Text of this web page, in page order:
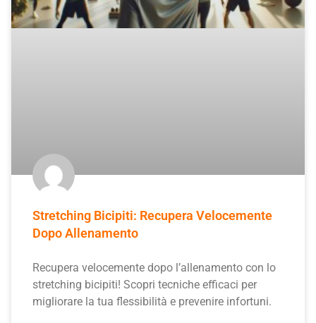
Stretching Bicipiti: Recupera Velocemente
Dopo Allenamento
Recupera velocemente dopo l’allenamento con lo
stretching bicipiti! Scopri tecniche efficaci per
migliorare la tua flessibilità e prevenire infortuni.